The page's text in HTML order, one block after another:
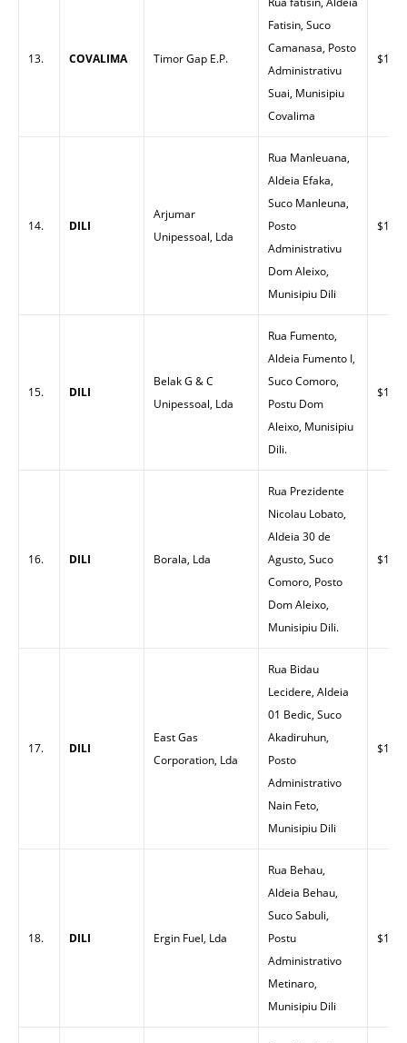
13. COVALIMA Timor Gap E.P.
Fatisin, Suco
Camanasa, Posto
Administrativu
Suai, Munisipiu
Covalima
$1.65
14. DILI
Arjumar
Unipessoal, Lda
Rua Manleuana,
Aldeia Efaka,
Suco Manleuna,
Posto
Administrativu
Dom Aleixo,
Munisipiu Dili
$1.49
15. DILI
Belak G & C
Unipessoal, Lda
Rua Fumento,
Aldeia Fumento I,
Suco Comoro,
Postu Dom
Aleixo, Munisipiu
Dili.
$1.53
16. DILI Borala, Lda
Rua Prezidente
Nicolau Lobato,
Aldeia 30 de
Agusto, Suco
Comoro, Posto
Dom Aleixo,
Munisipiu Dili.
$1.50
17. DILI
East Gas
Corporation, Lda
Rua Bidau
Lecidere, Aldeia
01 Bedic, Suco
Akadiruhun,
Posto
Administrativo
Nain Feto,
Munisipiu Dili
$1.48
18. DILI Ergin Fuel, Lda
Rua Behau,
Aldeia Behau,
Suco Sabuli,
Postu
Administrativo
Metinaro,
Munisipiu Dili
$1.61